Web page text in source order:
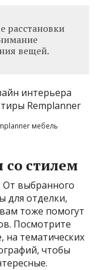
расстановки
вещей.
мебель
со стилем
От выбранного
для отделки,
тоже помогут
Посмотрите
на тематических
чтобы